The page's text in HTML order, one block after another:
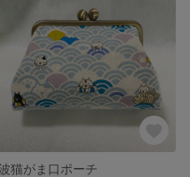
猫がま口ポーチ